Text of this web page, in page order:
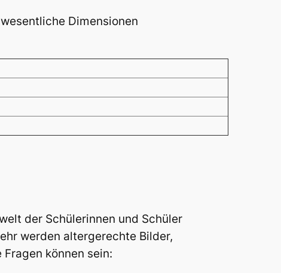
Dimensionen
der Schülerinnen und Schüler
werden altergerechte Bilder,
können sein: